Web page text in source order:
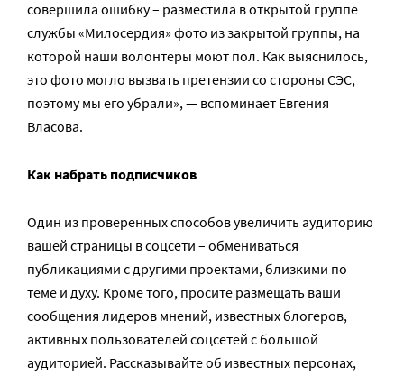
совершила ошибку – разместила в открытой группе
службы «Милосердия» фото из закрытой группы, на
которой наши волонтеры моют пол. Как выяснилось,
это фото могло вызвать претензии со стороны СЭС,
поэтому мы его убрали», — вспоминает Евгения
Власова.
Как набрать подписчиков
Один из проверенных способов увеличить аудиторию
вашей страницы в соцсети – обмениваться
публикациями с другими проектами, близкими по
теме и духу. Кроме того, просите размещать ваши
сообщения лидеров мнений, известных блогеров,
активных пользователей соцсетей с большой
аудиторией. Рассказывайте об известных персонах,